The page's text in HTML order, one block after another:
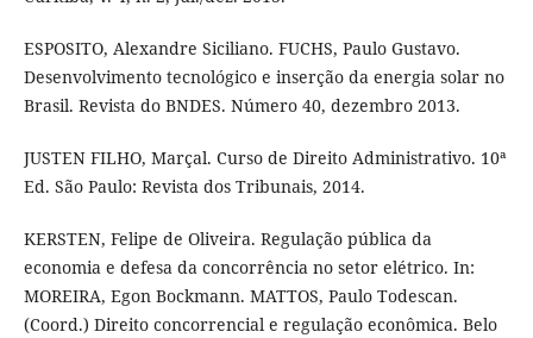
ESPOSITO, Alexandre Siciliano. FUCHS, Paulo Gustavo.
Desenvolvimento tecnológico e inserção da energia solar no
Brasil. Revista do BNDES. Número 40, dezembro 2013.
JUSTEN FILHO, Marçal. Curso de Direito Administrativo. 10ª
Ed. São Paulo: Revista dos Tribunais, 2014.
KERSTEN, Felipe de Oliveira. Regulação pública da
economia e defesa da concorrência no setor elétrico. In:
MOREIRA, Egon Bockmann. MATTOS, Paulo Todescan.
(Coord.) Direito concorrencial e regulação econômica. Belo